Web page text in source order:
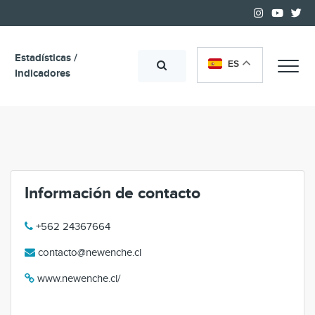
Estadísticas /
Indicadores
ES
Información de contacto
+562 24367664
contacto@newenche.cl
www.newenche.cl/